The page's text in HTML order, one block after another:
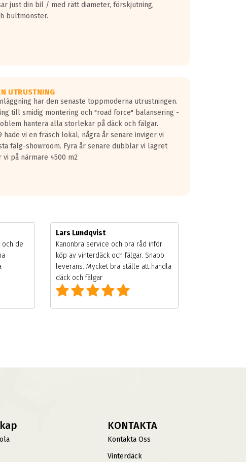
just din bil / med rätt diameter, förskjutning,
bultmönster.
UTRUSTNING
har den senaste toppmoderna utrustningen.
till smidig montering och "road force" balansering -
hantera alla storlekar på däck och fälgar.
hade vi en fräsch lokal, några år senare inviger vi
fälg-showroom. Fyra år senare dubblar vi lagret
vi på närmare 4500 m2
och de
Lars Lundqvist
Kanonbra service och bra råd inför
köp av vinterdäck och fälgar. Snabb
leverans. Mycket bra ställe att handla
däck och fälgar
KONTAKTA
Kontakta Oss
Vinterdäck